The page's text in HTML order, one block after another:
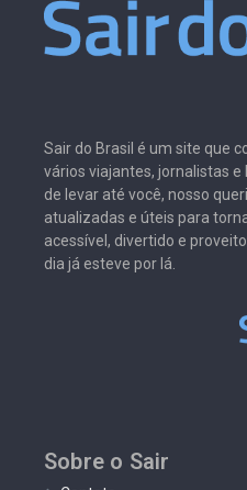
Sair do Brasil é um site que
vários viajantes, jornalistas
de levar até você, nosso
atualizadas e úteis para
acessível, divertido e
dia já esteve por lá.
Sobre o Sair